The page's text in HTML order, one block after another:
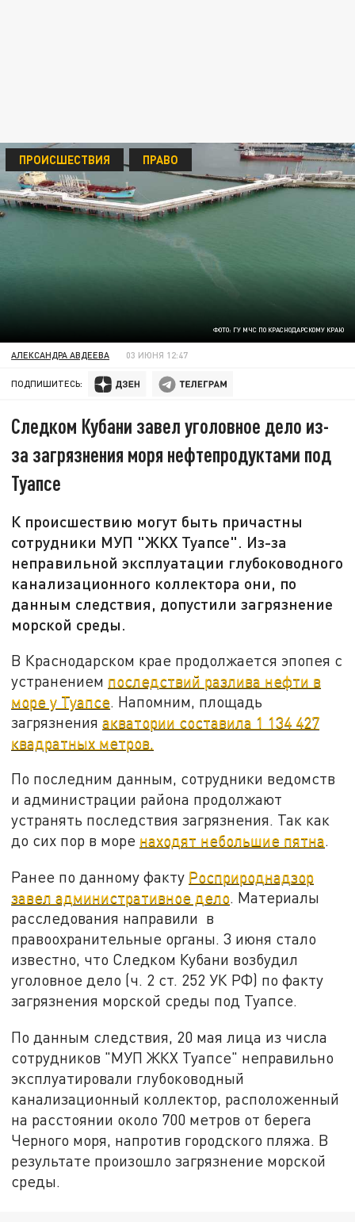
ФОТО: ГУ МЧС ПО КРАСНОДАРСКОМУ КРАЮ
ПРОИСШЕСТВИЯ ПРАВО
АЛЕКСАНДРА АВДЕЕВА 03 ИЮНЯ 12:47
ПОДПИШИТЕСЬ:
Следком Кубани завел уголовное дело из-
за загрязнения моря нефтепродуктами под
Туапсе
К происшествию могут быть причастны
сотрудники МУП "ЖКХ Туапсе". Из-за
неправильной эксплуатации глубоководного
канализационного коллектора они, по
данным следствия, допустили загрязнение
морской среды.
В Краснодарском крае продолжается эпопея с
устранением последствий разлива нефти в
море у Туапсе. Напомним, площадь
загрязненияакватории составила 1 134 427
квадратных метров.
По последним данным, сотрудники ведомств
и администрации района продолжают
устранять последствия загрязнения. Так как
до сих пор в море находят небольшие пятна.
Ранее по данному факту Росприроднадзор
завел административное дело. Материалы
расследования направили в
правоохранительные органы. 3 июня стало
известно, что Следком Кубани возбудил
уголовное дело (ч. 2 ст. 252 УК РФ) по факту
загрязнения морской среды под Туапсе.
По данным следствия, 20 мая лица из числа
сотрудников "МУП ЖКХ Туапсе" неправильно
эксплуатировали глубоководный
канализационный коллектор, расположенный
на расстоянии около 700 метров от берега
Черного моря, напротив городского пляжа. В
результате произошло загрязнение морской
среды.